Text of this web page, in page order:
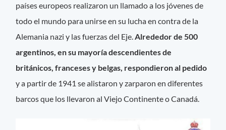
países europeos realizaron un llamado a los jóvenes de
todo el mundo para unirse en su lucha en contra de la
Alemania nazi y las fuerzas del Eje.Alrededor de 500
argentinos, en su mayoría descendientes de
británicos, franceses y belgas, respondieron al pedido
y a partir de 1941 se alistaron y zarparon en diferentes
barcos que los llevaron al Viejo Continente o Canadá.